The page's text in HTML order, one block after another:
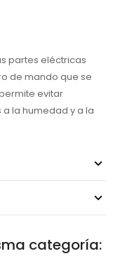
partes eléctricas
de mando que se
evitar
la humedad y a la
categoría: